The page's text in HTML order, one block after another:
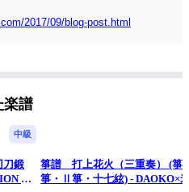
2017/09/blog-post.html
楽譜
中級
刀鍛
×
箏譜 打上花火（三重奏） (箏
箏・Ⅱ箏・十七絃) - DAOKO×